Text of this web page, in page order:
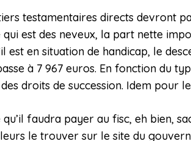
testamentaires directs devront
est des neveux, la part nette
est en situation de handicap, le
à 7 967 euros. En fonction du
droits de succession. Idem pour
faudra payer au fisc, eh bien,
le trouver sur le site du